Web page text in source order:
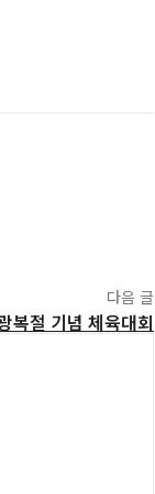
다음 글
복절 기념 체육대회